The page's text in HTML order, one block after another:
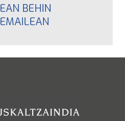
BEHIN